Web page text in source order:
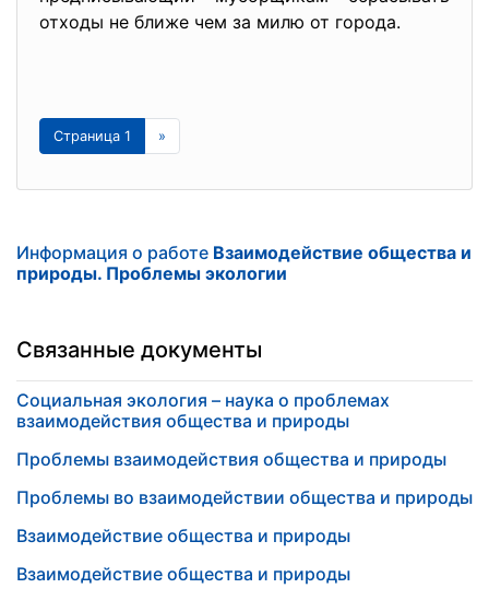
отходы не ближе чем за милю от города.
Страница 1 »
Информация о работе Взаимодействие общества и
природы. Проблемы экологии
Связанные документы
Социальная экология – наука о проблемах
взаимодействия общества и природы
Проблемы взаимодействия общества и природы
Проблемы во взаимодействии общества и природы
Взаимодействие общества и природы
Взаимодействие общества и природы